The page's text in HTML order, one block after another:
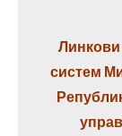
Линкови
систем